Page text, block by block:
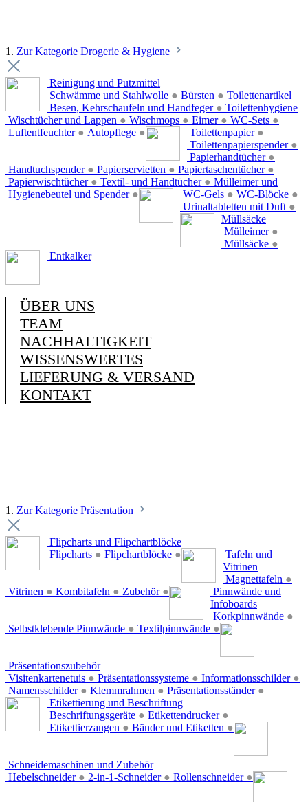
1. Zur Kategorie Drogerie & Hygiene
Reinigung und Putzmittel
Schwämme und Stahlwolle ● Bürsten ●
Besen, Kehrschaufeln und Handfeger ●
Wischtücher und Lappen ● Wischmops ● Eimer ● WC-Sets ●
Luftentfeuchter ● Autopflege ●
Toilettenartikel
Toilettenpapier ●
Toilettenpapierspender ●
Papierhandtücher ●
Handtuchspender ● Papierservietten ● Papiertaschentücher ●
Papierwischtücher ● Textil- und Handtücher ●
Hygienebeutel und Spender ●
Toilettenhygiene
WC-Gels ● WC-Blöcke ●
Urinaltabletten mit Duft ●
Mülleimer und
Müllsäcke
Mülleimer ●
Müllsäcke ●
Entkalker
ÜBER UNS
TEAM
NACHHALTIGKEIT
WISSENSWERTES
LIEFERUNG & VERSAND
KONTAKT
1. Zur Kategorie Präsentation
Flipcharts und Flipchartblöcke
Flipcharts ● Flipchartblöcke ●
Tafeln und
Vitrinen
Magnettafeln ●
Vitrinen ● Kombitafeln ● Zubehör ●
Pinnwände und
Infoboards
Korkpinnwände ●
Selbstklebende Pinnwände ● Textilpinnwände ●
Präsentationszubehör
Visitenkartenetuis ● Präsentationssysteme ● Informationsschilder ●
Namensschilder ● Klemmrahmen ● Präsentationsständer ●
Etikettierung und Beschriftung
Beschriftungsgeräte ● Etikettendrucker ●
Etikettierzangen ● Bänder und Etiketten ●
Schneidemaschinen und Zubehör
Hebelschneider ● 2-in-1-Schneider ● Rollenschneider ●